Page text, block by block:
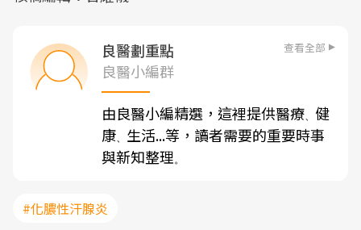
良醫劃重點 查看全部
良醫小編群
由良醫小編精選，這裡提供醫療、 健
康、 生活...等，讀者需要的重要時事
與新知整理。
#化膿性汗腺炎